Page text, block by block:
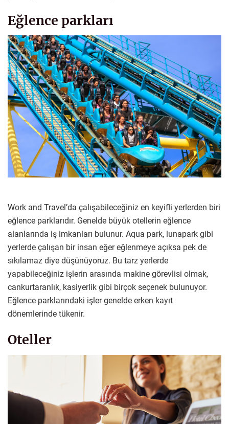
Eğlence parkları
Work and Travel’da çalışabileceğiniz en keyifli yerlerden biri
eğlence parklarıdır. Genelde büyük otellerin eğlence
alanlarında iş imkanları bulunur. Aqua park, lunapark gibi
yerlerde çalışan bir insan eğer eğlenmeye açıksa pek de
sıkılamaz diye düşünüyoruz. Bu tarz yerlerde
yapabileceğiniz işlerin arasında makine görevlisi olmak,
cankurtaranlık, kasiyerlik gibi birçok seçenek bulunuyor.
Eğlence parklarındaki işler genelde erken kayıt
dönemlerinde tükenir.
Oteller